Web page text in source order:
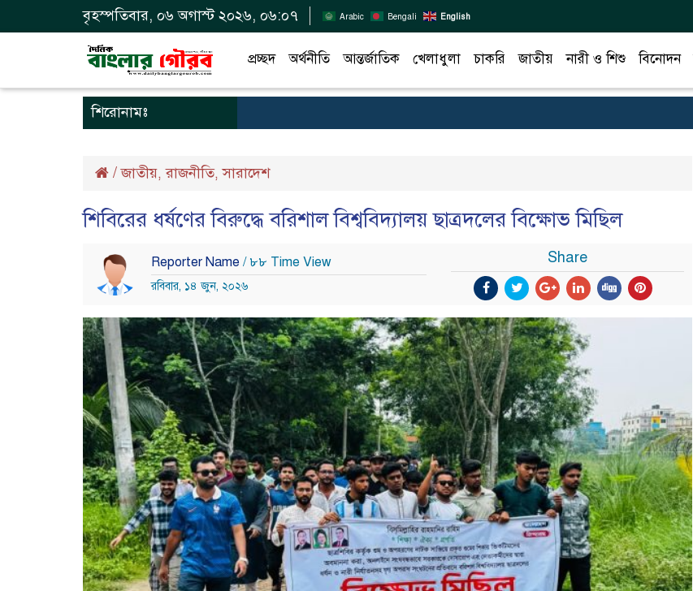
বৃহস্পতিবার, ০৬ অগাস্ট ২০২৬, ০৬:০৭ Arabic Bengali English
প্রচ্ছদ অর্থনীতি আন্তর্জাতিক খেলাধুলা চাকরি জাতীয় নারী ও শিশু বিনোদন
শিরোনামঃ
/জাতীয়,রাজনীতি,সারাদেশ
শিবিরের ধর্ষণের বিরুদ্ধে বরিশাল বিশ্ববিদ্যালয় ছাত্রদলের বিক্ষোভ মিছিল
Reporter Name / ৮৮ Time View
রবিবার, ১৪ জুন, ২০২৬
Share